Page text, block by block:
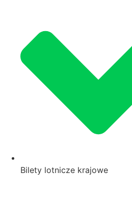
Bilety lotnicze krajowe